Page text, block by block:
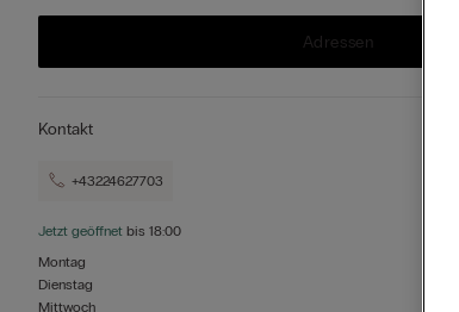
Adressen
Kontakt
+43224627703
Jetzt geöffnet bis 18:00
Montag
Dienstag
Mittwoch